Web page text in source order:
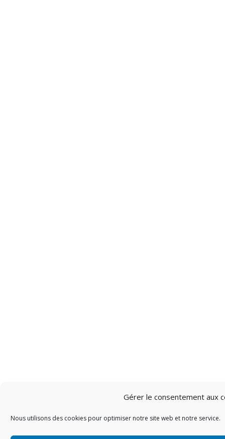
Gérer le consentement aux
Nous utilisons des cookies pour optimiser notre site web et notre service.